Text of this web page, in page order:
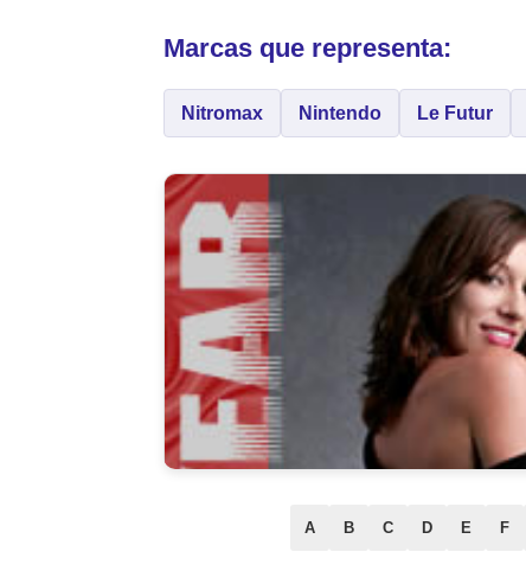
Marcas que representa:
Nitromax Nintendo Le Futur
A B C D E F